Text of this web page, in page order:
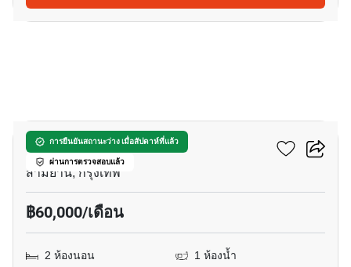
การยืนยันสถานะว่าง เมื่อสัปดาห์ที่แล้ว
ผ่านการตรวจสอบแล้ว
แอชตัน จุฬา - สีลม
สามย่าน, กรุงเทพ
฿60,000/เดือน
2 ห้องนอน
1 ห้องน้ำ